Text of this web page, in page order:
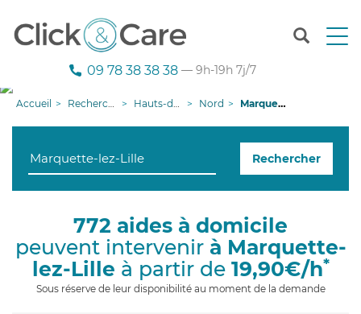
T
n
g
i
09 78 38 38 38 — 9h-19h 7j/7
Accueil Recherche aide à domicile Hauts-de-France Nord Marquette-lez-Lille
Rechercher
772 aides à domicile
peuvent intervenir à Marquette-
lez-Lille à partir de 19,90€/h*
Sous réserve de leur disponibilité au moment de la demande